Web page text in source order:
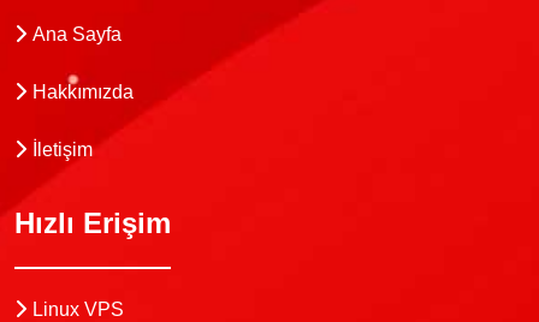
Ana Sayfa
Hakkımızda
İletişim
Hızlı Erişim
Linux VPS